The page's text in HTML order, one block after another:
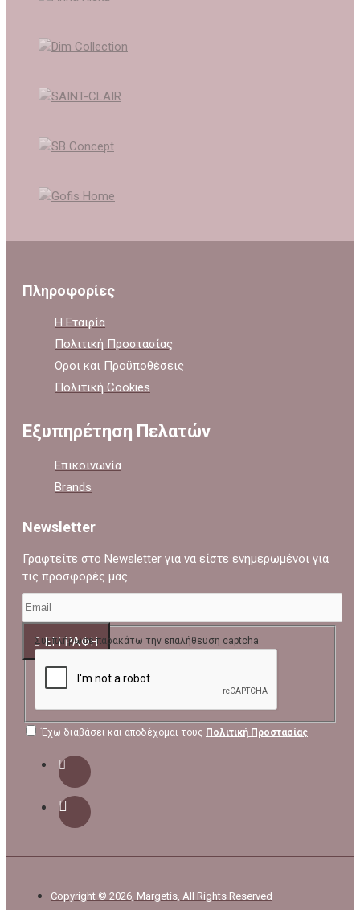
Πληροφορίες
Η Εταιρία
Πολιτική Προστασίας
Οροι και Προϋποθέσεις
Πολιτική Cookies
Εξυπηρέτηση Πελατών
Επικοινωνία
Brands
Newsletter
Γραφτείτε στο Newsletter για να είστε ενημερωμένοι για
τις προσφορές μας.
ΕΓΓΡΑΦΉ
Συμπλήρωσε παρακάτω την επαλήθευση captcha
Έχω διαβάσει και αποδέχομαι τους Πολιτική Προστασίας
Copyright © 2026, Margetis, All Rights Reserved